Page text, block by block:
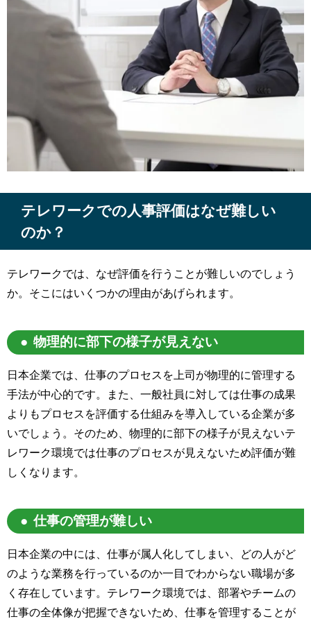
テレワークでの人事評価はなぜ難しい
のか？
テレワークでは、なぜ評価を行うことが難しいのでしょう
か。そこにはいくつかの理由があげられます。
物理的に部下の様子が見えない
日本企業では、仕事のプロセスを上司が物理的に管理する
手法が中心的です。また、一般社員に対しては仕事の成果
よりもプロセスを評価する仕組みを導入している企業が多
いでしょう。そのため、物理的に部下の様子が見えないテ
レワーク環境では仕事のプロセスが見えないため評価が難
しくなります。
仕事の管理が難しい
日本企業の中には、仕事が属人化してしまい、どの人がど
のような業務を行っているのか一目でわからない職場が多
く存在しています。テレワーク環境では、部署やチームの
仕事の全体像が把握できないため、仕事を管理することが